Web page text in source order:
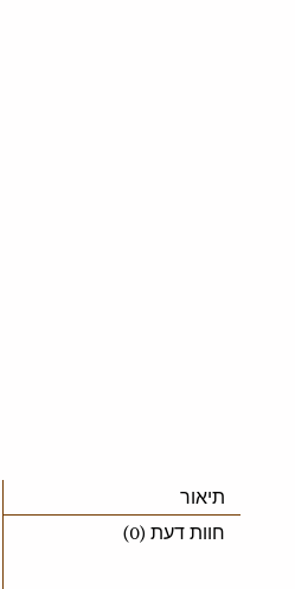
תיאור
חוות דעת (0)